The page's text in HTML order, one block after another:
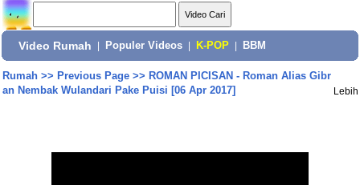
Video Rumah Populer Videos K-POP BBM
Rumah>> Previous Page>> ROMAN PICISAN - Roman Alias Gibr
an Nembak Wulandari Pake Puisi [06 Apr 2017]
Lebih